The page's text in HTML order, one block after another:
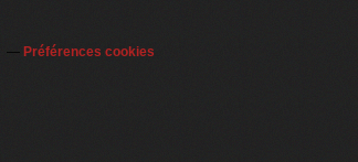
Préférences cookies